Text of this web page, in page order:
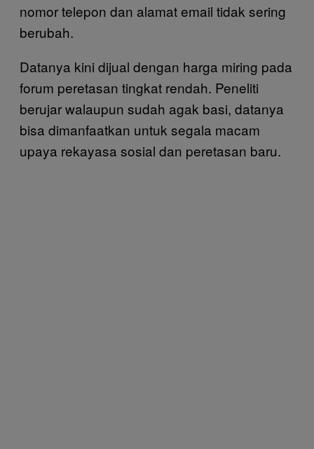
nomor telepon dan alamat email tidak sering
berubah.
Datanya kini dijual dengan harga miring pada
forum peretasan tingkat rendah. Peneliti
berujar walaupun sudah agak basi, datanya
bisa dimanfaatkan untuk segala macam
upaya rekayasa sosial dan peretasan baru.